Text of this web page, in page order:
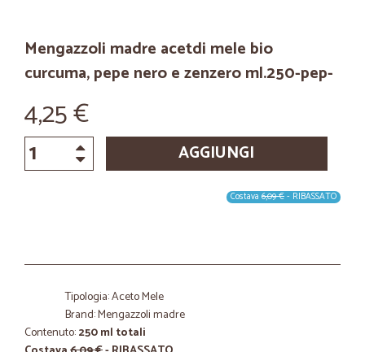
Mengazzoli madre acetdi mele bio
curcuma, pepe nero e zenzero ml.250-pep-
4,25 €
AGGIUNGI
Costava 6,09 €- RIBASSATO
Tipologia: Aceto Mele
Brand: Mengazzoli madre
Contenuto:250 ml totali